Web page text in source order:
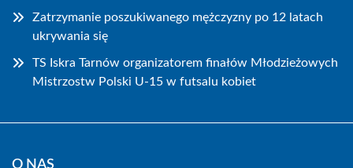
Zatrzymanie poszukiwanego mężczyzny po 12 latach
ukrywania się
TS Iskra Tarnów organizatorem finałów Młodzieżowych
Mistrzostw Polski U-15 w futsalu kobiet
O NAS